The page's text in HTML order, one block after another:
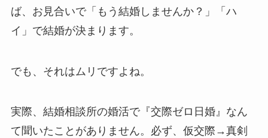
ば、お見合いで「もう結婚しませんか？」「ハ
イ」で結婚が決まります。
でも、それはムリですよね。
実際、結婚相談所の婚活で『交際ゼロ日婚』なん
て聞いたことがありません。必ず、仮交際→真剣